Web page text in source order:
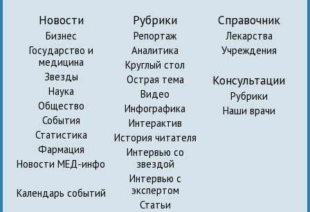
Новости
Бизнес
Государство и
медицина
Звезды
Наука
Общество
События
Статистика
Фармация
Новости МЕД-инфо
Календарь событий
Рубрики
Репортаж
Аналитика
Круглый стол
Острая тема
Видео
Инфографика
Интерактив
История читателя
Интервью со
звездой
Интервью с
экспертом
Статьи
Справочник
Лекарства
Учреждения
Консультации
Рубрики
Наши врачи